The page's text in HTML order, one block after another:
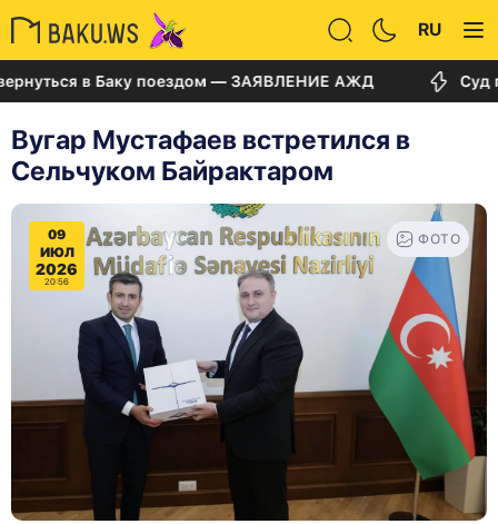
RU
в Баку поездом — ЗАЯВЛЕНИЕ АЖД Суд по
Вугар Мустафаев встретился в
Сельчуком Байрактаром
09
ИЮЛ
2026
20:56
ФОТО